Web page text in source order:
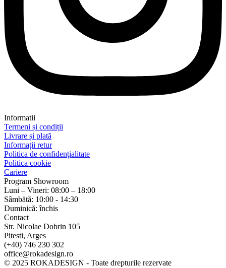
Informatii
Termeni și condiții
Livrare și plată
Informații retur
Politica de confidențialitate
Politica cookie
Cariere
Program Showroom
Luni – Vineri: 08:00 – 18:00
Sâmbătă: 10:00 - 14:30
Duminică: închis
Contact
Str. Nicolae Dobrin 105
Pitesti, Arges
(+40) 746 230 302
office@rokadesign.ro
© 2025 ROKADESIGN - Toate drepturile rezervate